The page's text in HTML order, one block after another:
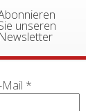
unseren
Newsletter
Mail *